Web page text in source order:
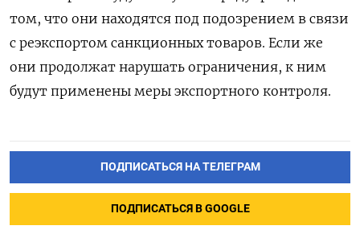
том, что они находятся под подозрением в связи
с реэкспортом санкционных товаров. Если же
они продолжат нарушать ограничения, к ним
будут применены меры экспортного контроля.
ПОДПИСАТЬСЯ НА ТЕЛЕГРАМ
ПОДПИСАТЬСЯ В GOOGLE